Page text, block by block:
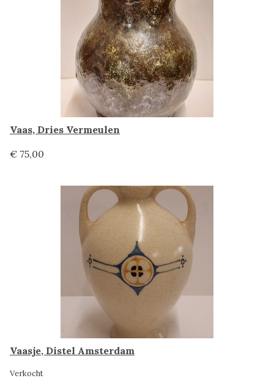
Vaas, Dries Vermeulen
€ 75,00
Vaasje, Distel Amsterdam
Verkocht